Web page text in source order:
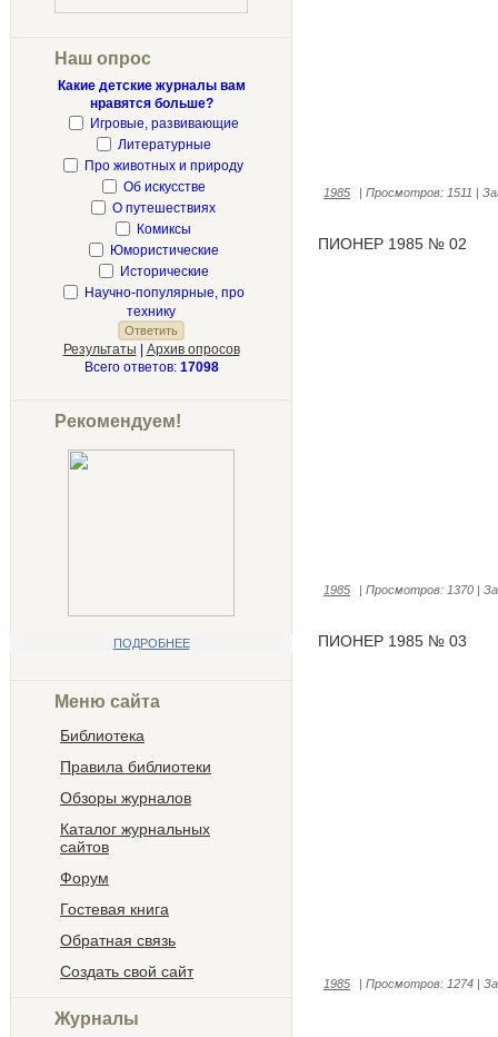
Наш опрос
Какие детские журналы вам
нравятся больше?
Игровые, развивающие
Литературные
Про животных и природу
Об искусстве
О путешествиях
Комиксы
Юмористические
Исторические
Научно-популярные, про
технику
Результаты
Архив опросов
Всего ответов: 17098
Рекомендуем!
ПОДРОБНЕЕ
Меню сайта
Библиотека
Правила библиотеки
Обзоры журналов
Каталог журнальных
сайтов
Форум
Гостевая книга
Обратная связь
Создать свой сайт
Журналы
1985 | Просмотров: 1511 |
ПИОНЕР 1985 № 02
1985 Просмотров: 1370
ПИОНЕР 1985 № 03
1985 | Просмотров: 1274 |